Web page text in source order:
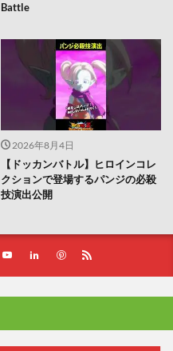
Battle
2026年8月4日
【ドッカンバトル】ヒロインコレ
クションで登場するパンジの必殺
技演出公開